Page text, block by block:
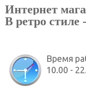
Интернет
В ретро стиле
Время
10.00 -